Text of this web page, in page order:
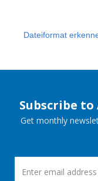
Dateiformat
Subscribe to
Get monthly